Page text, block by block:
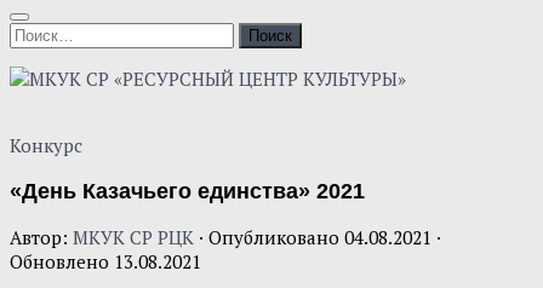
Найти:
Конкурс
«День Казачьего единства» 2021
Автор: МКУК СР РЦК · Опубликовано 04.08.2021 ·
Обновлено 13.08.2021